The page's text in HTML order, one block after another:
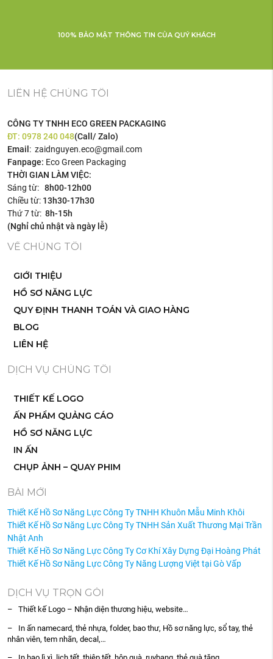
100% BẢO MẬT THÔNG TIN CỦA QUÝ KHÁCH
LIÊN HỆ CHÚNG TÔI
CÔNG TY TNHH ECO GREEN PACKAGING
ĐT:0978 240 048(Call/ Zalo)
Email : zaidnguyen.eco@gmail.com
Fanpage: Eco Green Packaging
THỜI GIAN LÀM VIỆC:
Sáng từ:8h00-12h00
Chiều từ: 13h30-17h30
Thứ 7 từ:8h-15h
(Nghỉ chủ nhật và ngày lễ)
VỀ CHÚNG TÔI
GIỚI THIỆU
HỒ SƠ NĂNG LỰC
QUY ĐỊNH THANH TOÁN VÀ GIAO HÀNG
BLOG
LIÊN HỆ
DỊCH VỤ CHÚNG TÔI
THIẾT KẾ LOGO
ẤN PHẨM QUẢNG CÁO
HỒ SƠ NĂNG LỰC
IN ẤN
CHỤP ẢNH – QUAY PHIM
BÀI MỚI
Thiết Kế Hồ Sơ Năng Lực Công Ty TNHH Khuôn Mẫu Minh Khôi
Thiết Kế Hồ Sơ Năng Lực Công Ty TNHH Sản Xuất Thương Mại Trần
Nhật Anh
Thiết Kế Hồ Sơ Năng Lực Công Ty Cơ Khí Xây Dựng Đại Hoàng Phát
Thiết Kế Hồ Sơ Năng Lực Công Ty Năng Lượng Việt tại Gò Vấp
DỊCH VỤ TRỌN GÓI
– Thiết kế Logo – Nhận diện thương hiệu, website…
– In ấn namecard, thẻ nhựa, folder, bao thư, Hồ sơ năng lực, sổ tay, thẻ
nhân viên, tem nhãn, decal,…